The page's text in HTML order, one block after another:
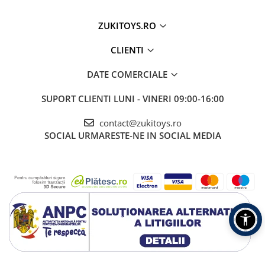
ZUKITOYS.RO
CLIENTI
DATE COMERCIALE
SUPORT CLIENTI LUNI - VINERI 09:00-16:00
contact@zukitoys.ro
SOCIAL URMARESTE-NE IN SOCIAL MEDIA